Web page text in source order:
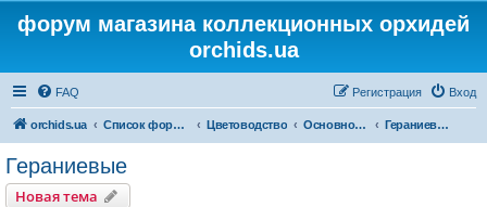
форум магазина коллекционных орхидей
orchids.ua
FAQ Вход
Регистрация
orchids.ua Список форумов Цветоводство Основной форум Гераниевые
Гераниевые
Новая тема